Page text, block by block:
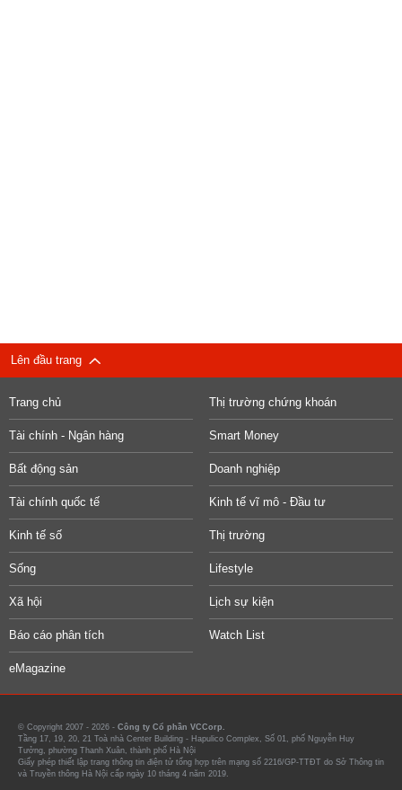
Lên đầu trang
Trang chủ Thị trường chứng khoán
Tài chính - Ngân hàng Smart Money
Bất động sản Doanh nghiệp
Tài chính quốc tế Kinh tế vĩ mô - Đầu tư
Kinh tế số Thị trường
Sống Lifestyle
Xã hội Lịch sự kiện
Báo cáo phân tích Watch List
eMagazine
© Copyright 2007 - 2026 - Công ty Cổ phần VCCorp.
Tầng 17, 19, 20, 21 Toà nhà Center Building - Hapulico Complex, Số 01, phố Nguyễn Huy
Tưởng, phường Thanh Xuân, thành phố Hà Nội
Giấy phép thiết lập trang thông tin điện tử tổng hợp trên mạng số 2216/GP-TTĐT do Sở Thông tin
và Truyền thông Hà Nội cấp ngày 10 tháng 4 năm 2019.